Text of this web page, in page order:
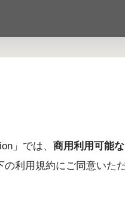
」では、 商用利用可能な
の利用規約にご同意いた